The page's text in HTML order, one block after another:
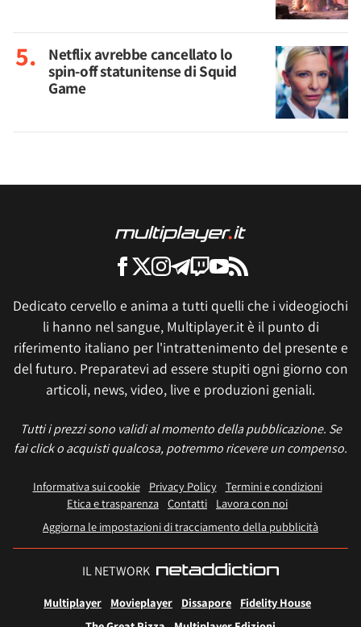
Netflix avrebbe cancellato lo
spin-off statunitense di Squid
Game
Dedicato cervello e anima a tutti quelli che i videogiochi
li hanno nel sangue, Multiplayer.it è il punto di
riferimento italiano per l'intrattenimento del presente e
del futuro. Preparatevi ad essere stupiti ogni giorno con
articoli, news, video, live e produzioni geniali.
Tutti i prezzi sono validi al momento della pubblicazione. Se
fai click o acquisti qualcosa, potremmo ricevere un compenso.
Informativa sui cookie Privacy Policy
Termini e condizioni
Etica e trasparenza Contatti
Lavora con noi
Aggiorna le impostazioni di tracciamento della pubblicità
IL NETWORK
Multiplayer Movieplayer Dissapore
Fidelity House